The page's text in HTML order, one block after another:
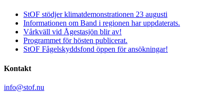
StOF stödjer klimatdemonstrationen 23 augusti
Informationen om Band i regionen har uppdaterats.
Vårkväll vid Ågestasjön blir av!
Programmet för hösten publicerat.
StOF Fågelskyddsfond öppen för ansökningar!
Kontakt
info@stof.nu